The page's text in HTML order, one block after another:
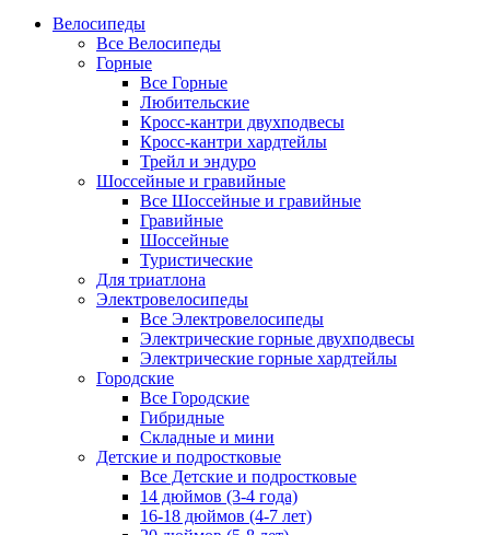
Велосипеды
Все Велосипеды
Горные
Все Горные
Любительские
Кросс-кантри двухподвесы
Кросс-кантри хардтейлы
Трейл и эндуро
Шоссейные и гравийные
Все Шоссейные и гравийные
Гравийные
Шоссейные
Туристические
Для триатлона
Электровелосипеды
Все Электровелосипеды
Электрические горные двухподвесы
Электрические горные хардтейлы
Городские
Все Городские
Гибридные
Складные и мини
Детские и подростковые
Все Детские и подростковые
14 дюймов (3-4 года)
16-18 дюймов (4-7 лет)